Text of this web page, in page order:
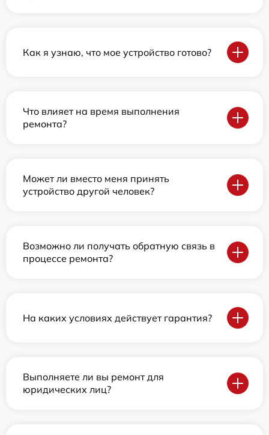
Как я узнаю, что мое устройство готово?
Что влияет на время выполнения
ремонта?
Может ли вместо меня принять
устройство другой человек?
Возможно ли получать обратную связь в
процессе ремонта?
На каких условиях действует гарантия?
Выполняете ли вы ремонт для
юридических лиц?